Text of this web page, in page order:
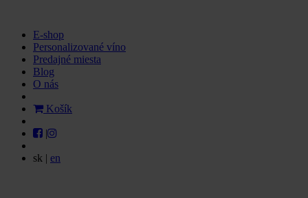
E-shop
Personalizované víno
Predajné miesta
Blog
O nás
Košík
|
sk | en